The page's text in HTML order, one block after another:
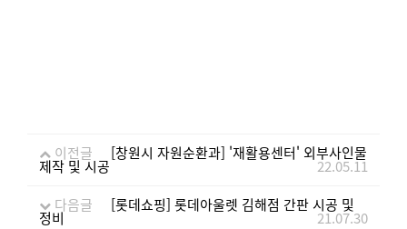
이전글 [창원시 자원순환과] '재활용센터' 외부사인물
제작 및 시공
22.05.11
다음글
[롯데쇼핑] 롯데아울렛 김해점 간판 시공 및
정비 21.07.30